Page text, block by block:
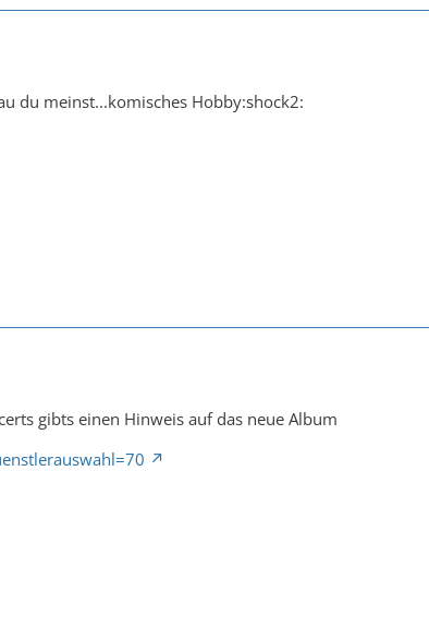
du meinst...komisches Hobby:shock2:
gibts einen Hinweis auf das neue Album